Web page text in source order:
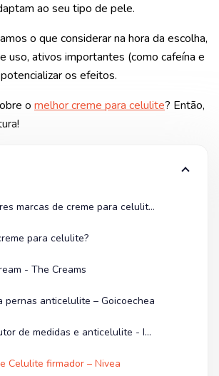
ao seu tipo de pele.
o que considerar na hora da escolha,
uso, ativos importantes (como cafeína e
os efeitos.
o melhor creme para celulite? Então,
Quais as melhores marcas de creme para celulite?
para celulite?
- The Creams
pernas anticelulite – Goicoechea
3. Creme redutor de medidas e anticelulite - Imecap
Celulite firmador – Nivea